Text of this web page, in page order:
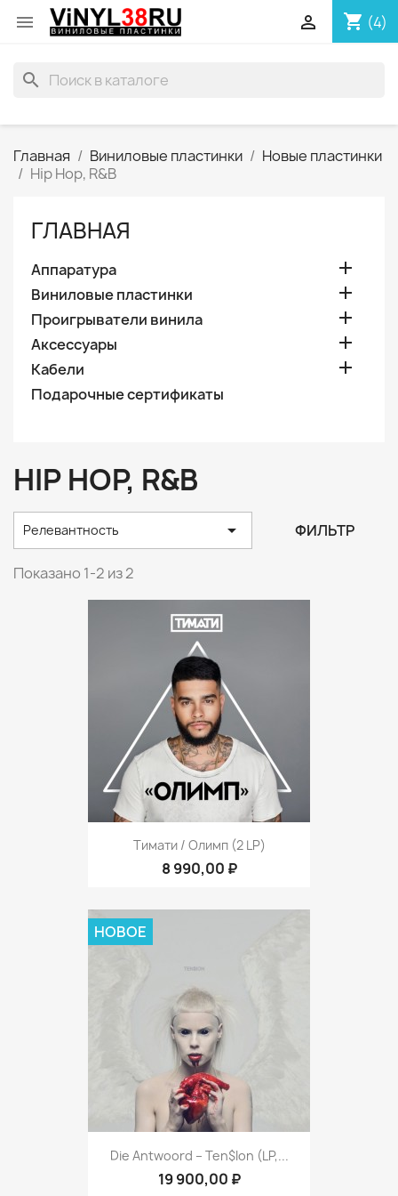
 shopping_cart (4)

search
Главная Виниловые пластинки
Новые пластинки
Hip Hop, R&B
ГЛАВНАЯ
Аппаратура 
Виниловые пластинки 
Проигрыватели винила 
Аксессуары 
Кабели 
Подарочные сертификаты
HIP HOP, R&B
Релевантность  ФИЛЬТР
Показано 1-2 из 2
Тимати / Олимп (2 LP)
8 990,00 ₽
Die Antwoord – Ten$ion (LP,...
19 900,00 ₽
НОВОЕ